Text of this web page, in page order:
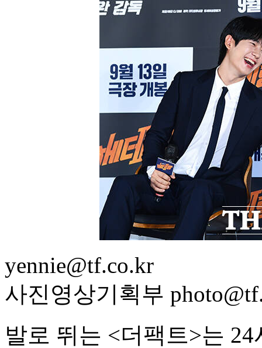
yennie@tf.co.kr
사진영상기획부
발로 뛰는 <더팩트>는